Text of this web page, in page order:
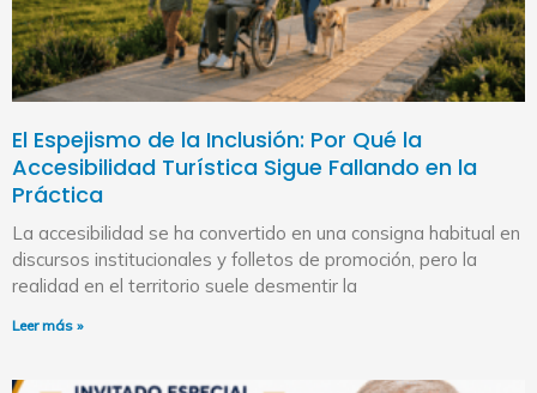
El Espejismo de la Inclusión: Por Qué la
Accesibilidad Turística Sigue Fallando en la
Práctica
La accesibilidad se ha convertido en una consigna habitual en
discursos institucionales y folletos de promoción, pero la
realidad en el territorio suele desmentir la
Leer más »